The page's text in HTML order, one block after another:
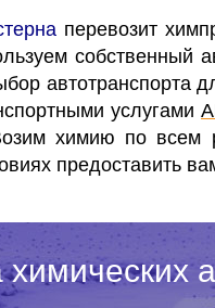
перевозит
собственный
автотранспорта
услугами
химию по всем
предоставить